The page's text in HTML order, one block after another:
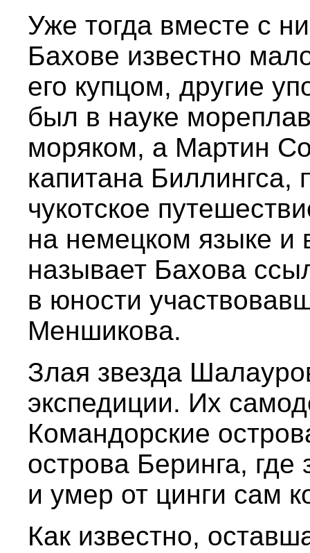
Уже тогда вместе с
Бахове известно
его купцом, другие
был в науке
моряком, а Мартин
капитана
чукотское
на немецком языке и
называет Бахова
в юности
Меншикова.
Злая звезда
экспедиции. Их
Командорские
острова Беринга,
и умер от цинги сам
Как известно,